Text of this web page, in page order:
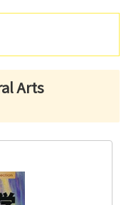
Arts